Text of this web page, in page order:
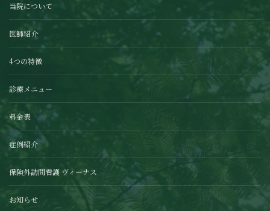
当院について
医師紹介
4つの特徴
診療メニュー
料金表
症例紹介
保険外訪問看護 ヴィーナス
お知らせ